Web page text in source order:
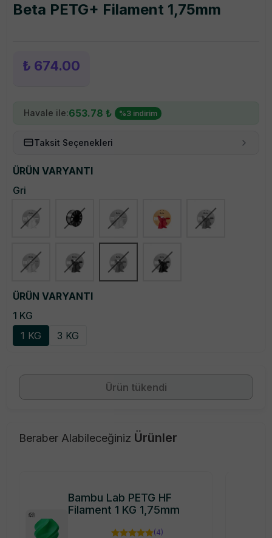
Beta PETG+ Filament 1,75mm
₺ 674.00
Havale ile:653.78 ₺ %3 indirim
Taksit Seçenekleri
ÜRÜN VARYANTI
Gri
ÜRÜN VARYANTI
1 KG
1 KG
3 KG
Ürün tükendi
Beraber Alabileceğiniz Ürünler
Bambu Lab PETG HF
Filament 1 KG 1,75mm
(4)